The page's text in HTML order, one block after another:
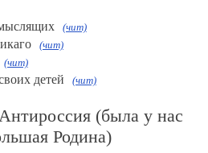
(чит)
(чит)
(чит)
детей (чит)
(была у нас
Родина)